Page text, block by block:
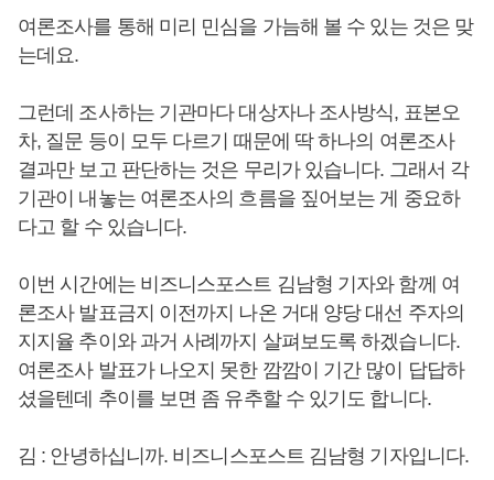
여론조사를 통해 미리 민심을 가늠해 볼 수 있는 것은 맞
는데요.
그런데 조사하는 기관마다 대상자나 조사방식, 표본오
차, 질문 등이 모두 다르기 때문에 딱 하나의 여론조사
결과만 보고 판단하는 것은 무리가 있습니다. 그래서 각
기관이 내놓는 여론조사의 흐름을 짚어보는 게 중요하
다고 할 수 있습니다.
이번 시간에는 비즈니스포스트 김남형 기자와 함께 여
론조사 발표금지 이전까지 나온 거대 양당 대선 주자의
지지율 추이와 과거 사례까지 살펴보도록 하겠습니다.
여론조사 발표가 나오지 못한 깜깜이 기간 많이 답답하
셨을텐데 추이를 보면 좀 유추할 수 있기도 합니다.
김 : 안녕하십니까. 비즈니스포스트 김남형 기자입니다.